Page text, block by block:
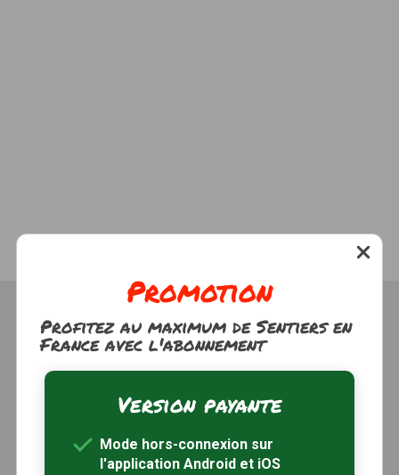
Trouver une randonnée À propos
Inscription / Connexion
Promotion
Profitez au maximum de Sentiers en
France avec l'abonnement
Version payante
Mode hors-connexion sur
l'application Android et iOS